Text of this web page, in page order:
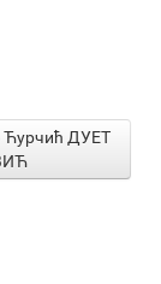
Ћурчић ДУЕТ